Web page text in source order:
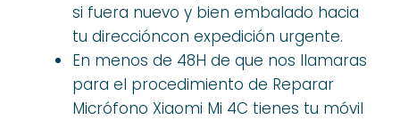
si fuera nuevo y bien embalado hacia
tu direccióncon expedición urgente.
En menos de 48H de que nos llamaras
para el procedimiento de Reparar
Micrófono Xiaomi Mi 4C tienes tu móvil